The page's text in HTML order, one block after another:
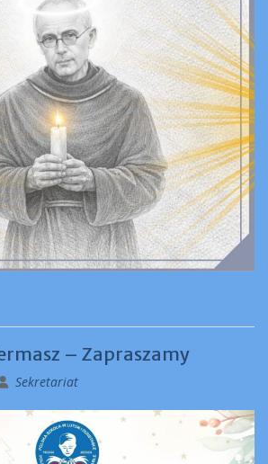
– Zapraszamy
Sekretariat